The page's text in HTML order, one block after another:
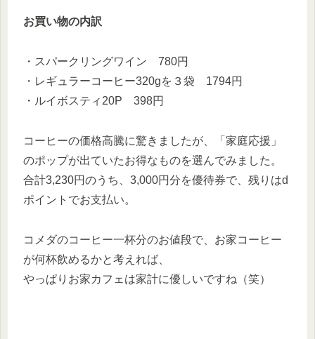
お買い物の内訳
・スパークリングワイン 780円
・レギュラーコーヒー320gを３袋 1794円
・ルイボスティ20P 398円
コーヒーの価格高騰に驚きましたが、「家庭応援」
のポップが出ていたお得なものを選んでみました。
合計3,230円のうち、3,000円分を優待券で、残りはd
ポイントでお支払い。
コメダのコーヒー一杯分のお値段で、お家コーヒー
が何杯飲めるかと考えれば、
やっぱりお家カフェは家計に優しいですね（笑）